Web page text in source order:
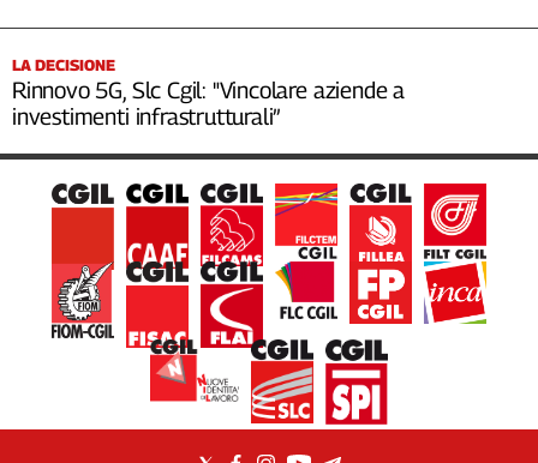
LA DECISIONE
Rinnovo 5G, Slc Cgil: "Vincolare aziende a
investimenti infrastrutturali”